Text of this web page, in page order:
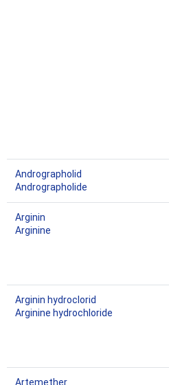
Andrographolid
Andrographolide
Arginin
Arginine
Arginin hydroclorid
Arginine hydrochloride
Artemether